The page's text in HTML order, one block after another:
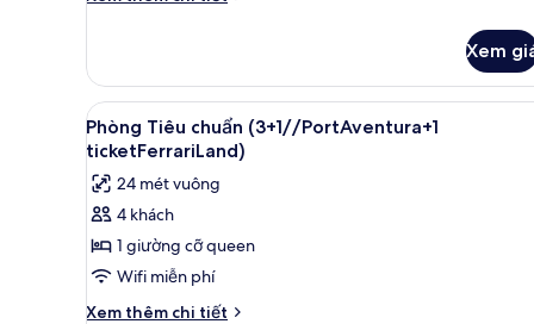
Phòng
Tiêu
chuẩn
(2ad//PortAventura+1
Xem
Xem
tất
cả
ảnh
Phòng
Tiêu
chuẩn
(3+1//PortAventura+1
Két bảo mật tại phòng, bàn,
8
Phòng Tiêu chuẩn (3+1//PortAventura+1
ticketFerrariLand)
24 mét vuông
4 khách
1 giường cỡ queen
Wifi miễn phí
Xem thêm chi tiết
Chi